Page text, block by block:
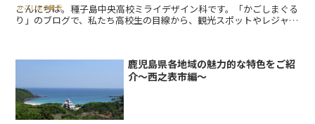
かごしまの観光
こんにちは。種子島中央高校ミライデザイン科です。「かごしまぐる
り」のブログで、私たち高校生の目線から、観光スポットやレジャ
鹿児島県各地域の魅力的な特色をご紹
介〜西之表市編〜